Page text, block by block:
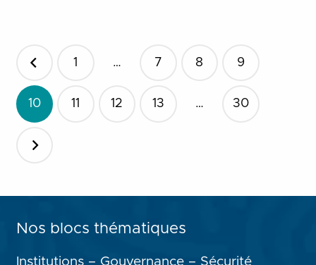
Pagination
publications
1 … 7 8 9
10 11 12 13 … 30
Nos blocs thématiques
Institutions – Gouvernance – Sécurité